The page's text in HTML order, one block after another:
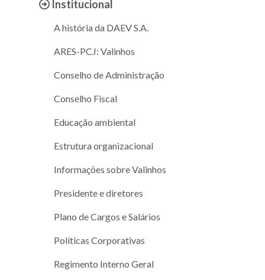
Institucional
A história da DAEV S.A.
ARES-PCJ: Valinhos
Conselho de Administração
Conselho Fiscal
Educação ambiental
Estrutura organizacional
Informações sobre Valinhos
Presidente e diretores
Plano de Cargos e Salários
Políticas Corporativas
Regimento Interno Geral